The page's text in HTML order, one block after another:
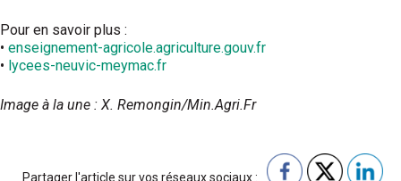
Pour en savoir plus :
• enseignement-agricole.agriculture.gouv.fr
• lycees-neuvic-meymac.fr
Image à la une : X. Remongin/Min.Agri.Fr
Partager l'article sur vos réseaux sociaux :